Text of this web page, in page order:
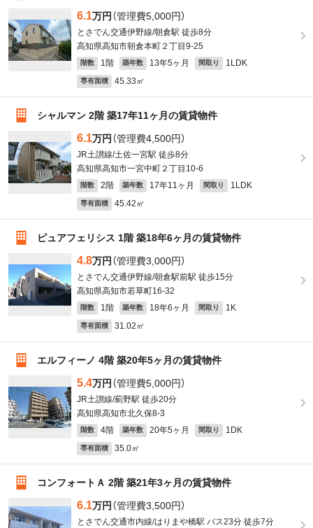
6.1万円 （管理費5,000円）
とさでん交通伊野線/朝倉駅 徒歩8分
高知県高知市朝倉本町２丁目9-25
階数 1階 築年数 13年5ヶ月 間取り 1LDK
専有面積 45.33㎡
シャルマン 2階 築17年11ヶ月の賃貸物件
6.1万円 （管理費4,500円）
JR土讃線/土佐一宮駅 徒歩8分
高知県高知市一宮中町２丁目10-6
階数 2階 築年数 17年11ヶ月 間取り 1LDK
専有面積 45.42㎡
ピュアフェリシス 1階 築18年6ヶ月の賃貸物件
4.8万円 （管理費3,000円）
とさでん交通伊野線/朝倉駅前駅 徒歩15分
高知県高知市若草町16-32
階数 1階 築年数 18年6ヶ月 間取り 1K
専有面積 31.02㎡
エルフィーノ 4階 築20年5ヶ月の賃貸物件
5.4万円 （管理費5,000円）
JR土讃線/薊野駅 徒歩20分
高知県高知市北久保8-3
階数 4階 築年数 20年5ヶ月 間取り 1DK
専有面積 35.0㎡
コンフォートＡ 2階 築21年3ヶ月の賃貸物件
6.1万円 （管理費3,500円）
とさでん交通市内線/はりまや橋駅 バス23分 徒歩7分